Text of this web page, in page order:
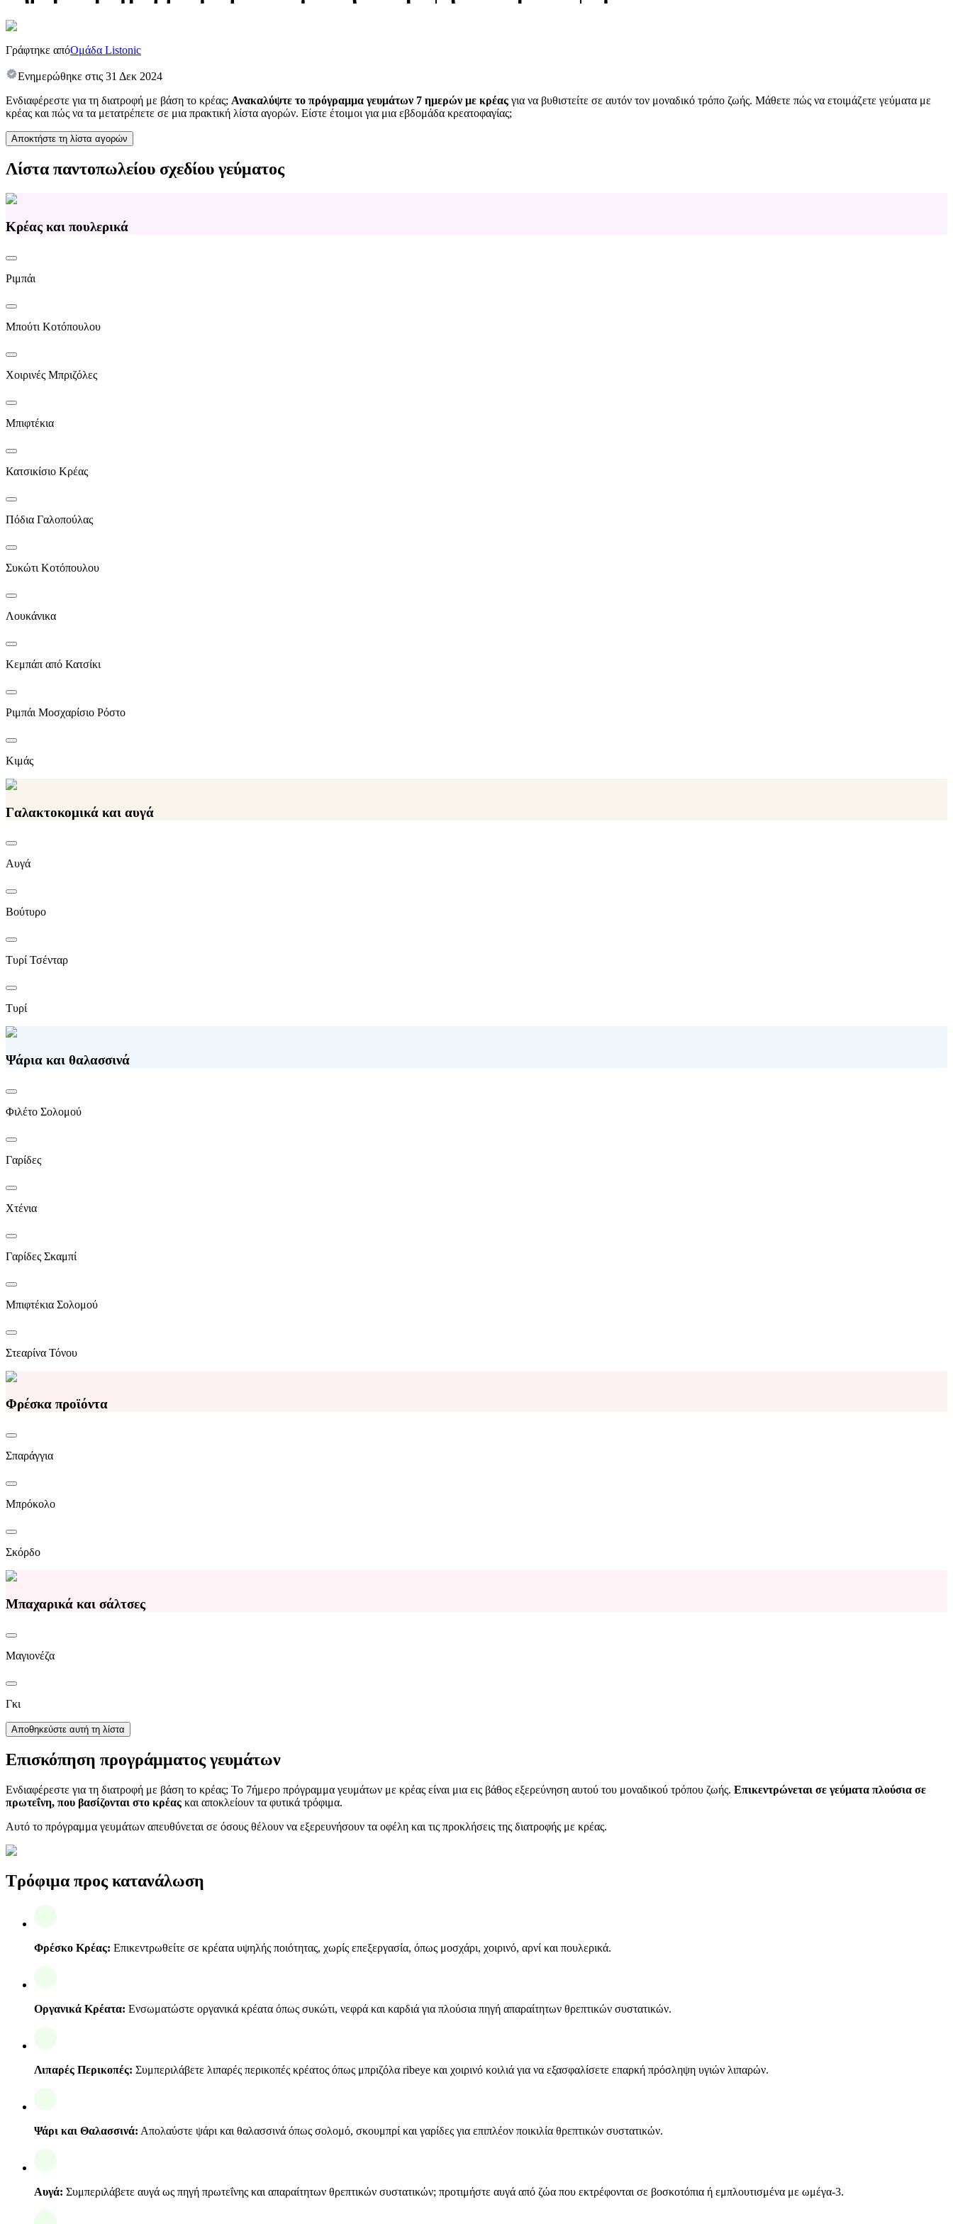
Γράφτηκε απόΟμάδα Listonic
Ενημερώθηκε στις 31 Δεκ 2024
Ενδιαφέρεστε για τη διατροφή με βάση το κρέας; Ανακαλύψτε το πρόγραμμα γευμάτων 7 ημερών με κρέας για να βυθιστείτε σε αυτόν τον μοναδικό τρόπο ζωής. Μάθετε πώς να ετοιμάζετε γεύματα με
κρέας και πώς να τα μετατρέπετε σε μια πρακτική λίστα αγορών. Είστε έτοιμοι για μια εβδομάδα κρεατοφαγίας;
Αποκτήστε τη λίστα αγορών
Λίστα παντοπωλείου σχεδίου γεύματος
Κρέας και πουλερικά
Ριμπάι
Μπούτι Κοτόπουλου
Χοιρινές Μπριζόλες
Μπιφτέκια
Κατσικίσιο Κρέας
Πόδια Γαλοπούλας
Συκώτι Κοτόπουλου
Λουκάνικα
Κεμπάπ από Κατσίκι
Ριμπάι Μοσχαρίσιο Ρόστο
Κιμάς
Γαλακτοκομικά και αυγά
Αυγά
Βούτυρο
Τυρί Τσένταρ
Τυρί
Ψάρια και θαλασσινά
Φιλέτο Σολομού
Γαρίδες
Χτένια
Γαρίδες Σκαμπί
Μπιφτέκια Σολομού
Στεαρίνα Τόνου
Φρέσκα προϊόντα
Σπαράγγια
Μπρόκολο
Σκόρδο
Μπαχαρικά και σάλτσες
Μαγιονέζα
Γκι
Αποθηκεύστε αυτή τη λίστα
Επισκόπηση προγράμματος γευμάτων
Ενδιαφέρεστε για τη διατροφή με βάση το κρέας; Το 7ήμερο πρόγραμμα γευμάτων με κρέας είναι μια εις βάθος εξερεύνηση αυτού του μοναδικού τρόπου ζωής. Επικεντρώνεται σε γεύματα πλούσια σε
πρωτεΐνη, που βασίζονται στο κρέας και αποκλείουν τα φυτικά τρόφιμα.
Αυτό το πρόγραμμα γευμάτων απευθύνεται σε όσους θέλουν να εξερευνήσουν τα οφέλη και τις προκλήσεις της διατροφής με κρέας.
Τρόφιμα προς κατανάλωση
Φρέσκο Κρέας: Επικεντρωθείτε σε κρέατα υψηλής ποιότητας, χωρίς επεξεργασία, όπως μοσχάρι, χοιρινό, αρνί και πουλερικά.
Οργανικά Κρέατα: Ενσωματώστε οργανικά κρέατα όπως συκώτι, νεφρά και καρδιά για πλούσια πηγή απαραίτητων θρεπτικών συστατικών.
Λιπαρές Περικοπές: Συμπεριλάβετε λιπαρές περικοπές κρέατος όπως μπριζόλα ribeye και χοιρινό κοιλιά για να εξασφαλίσετε επαρκή πρόσληψη υγιών λιπαρών.
Ψάρι και Θαλασσινά: Απολαύστε ψάρι και θαλασσινά όπως σολομό, σκουμπρί και γαρίδες για επιπλέον ποικιλία θρεπτικών συστατικών.
Αυγά: Συμπεριλάβετε αυγά ως πηγή πρωτεΐνης και απαραίτητων θρεπτικών συστατικών; προτιμήστε αυγά από ζώα που εκτρέφονται σε βοσκοτόπια ή εμπλουτισμένα με ωμέγα-3.